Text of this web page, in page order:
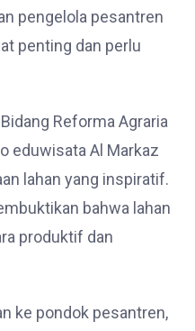
pengelola pesantren
penting dan perlu
Reforma Agraria
eduwisata Al Markaz
lahan yang inspiratif.
bahwa lahan
produktif dan
ke pondok pesantren,